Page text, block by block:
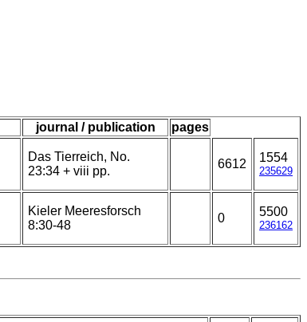
journal / publication pages
Das Tierreich, No.
23:34 + viii pp.
6612 1554
235629
Kieler Meeresforsch
8:30-48
0 5500
236162